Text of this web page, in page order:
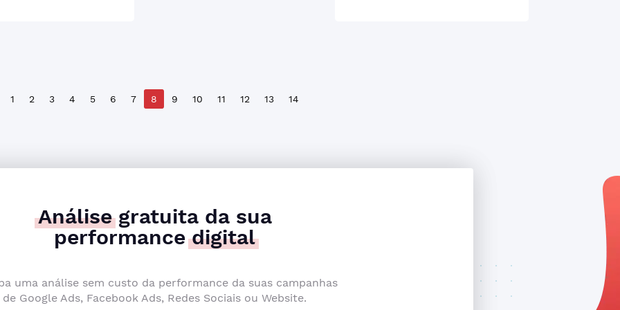
1 2 3 4 5 6 7 8 9 10 11 12 13 14
Análisegratuita da sua
performancedigital
uma análise sem custo da performance da suas campanhas
de Google Ads, Facebook Ads, Redes Sociais ou Website.